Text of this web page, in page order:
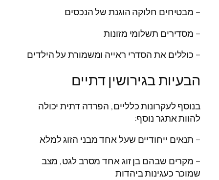
– מבטיחים חלוקה הוגנת של הנכסים
– מסדירים תשלומי מזונות
– כוללים את הסדרי ראייה ומשמורת על הילדים
הבעיות בגירושין דתיים
בנוסף לעקרונות כלליים, הפרדה דתית יכולה
להוות אתגר נוסף:
– תנאים ייחודיים שעל אחד מבני הזוג למלא
– מקרים שבהם בן זוג אחד מסרב לגט, מצב
שמוכר כעגינות ביהדות